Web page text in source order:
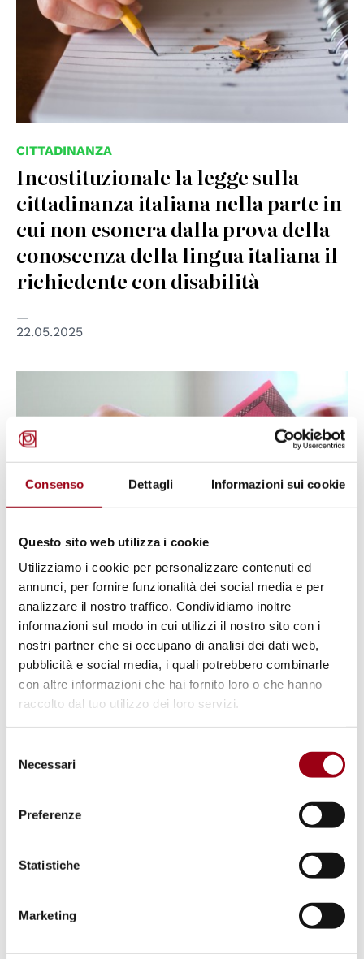
Consenso Dettagli Informazioni sui cookie
Questo sito web utilizza i cookie
Utilizziamo i cookie per personalizzare contenuti ed
annunci, per fornire funzionalità dei social media e per
analizzare il nostro traffico. Condividiamo inoltre
informazioni sul modo in cui utilizzi il nostro sito con i
nostri partner che si occupano di analisi dei dati web,
pubblicità e social media, i quali potrebbero combinarle
con altre informazioni che hai fornito loro o che hanno
raccolto dal tuo utilizzo dei loro servizi.
delNecessari
Preferenze
Statistiche
Marketing
CITTADINANZA
Incostituzionale la legge sulla
cittadinanza italiana nella parte in
cui non esonera dalla prova della
conoscenza della lingua italiana il
richiedente con disabilità
22.05.2025
DEMOCRAZIA
Referendum Abrogativi: al voto l’8
e 9 Giugno su lavoro e cittadinanza
05.05.2025